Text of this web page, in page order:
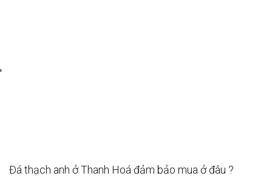
Đá thạch anh ở Thanh Hoá đảm bảo mua ở đâu ?